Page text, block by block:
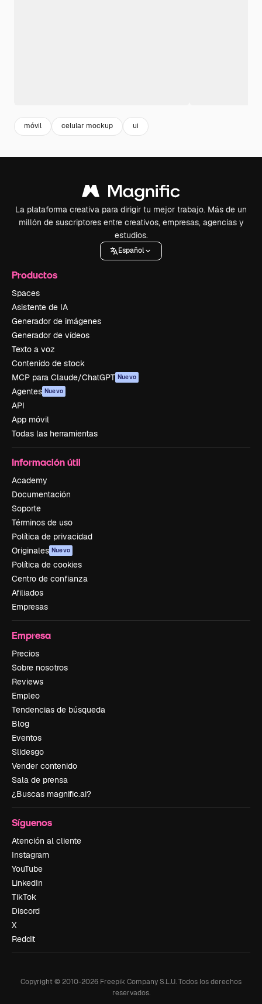
móvil celular mockup ui
La plataforma creativa para dirigir tu mejor trabajo. Más de un
millón de suscriptores entre creativos, empresas, agencias y
estudios.
Español
Productos
Spaces
Asistente de IA
Generador de imágenes
Generador de vídeos
Texto a voz
Contenido de stock
MCP para Claude/ChatGPT Nuevo
Agentes Nuevo
API
App móvil
Todas las herramientas
Información útil
Academy
Documentación
Soporte
Términos de uso
Política de privacidad
Originales Nuevo
Política de cookies
Centro de confianza
Afiliados
Empresas
Empresa
Precios
Sobre nosotros
Reviews
Empleo
Tendencias de búsqueda
Blog
Eventos
Slidesgo
Vender contenido
Sala de prensa
¿Buscas magnific.ai?
Síguenos
Atención al cliente
Instagram
YouTube
LinkedIn
TikTok
Discord
X
Reddit
Copyright © 2010-2026 Freepik Company S.L.U.Todos los derechos
reservados.